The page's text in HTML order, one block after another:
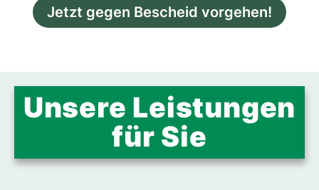
Jetzt gegen Bescheid vorgehen!
Unsere Leistungen
für Sie